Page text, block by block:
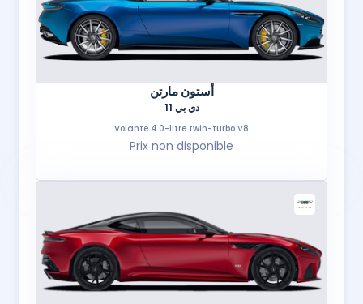
أستون مارتن
دي بي 11
Volante 4.0-litre twin-turbo V8
Prix non disponible